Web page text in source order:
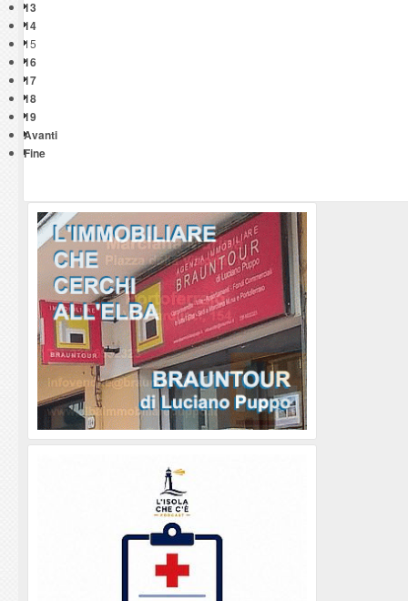
13
14
15
16
17
18
19
Avanti
Fine